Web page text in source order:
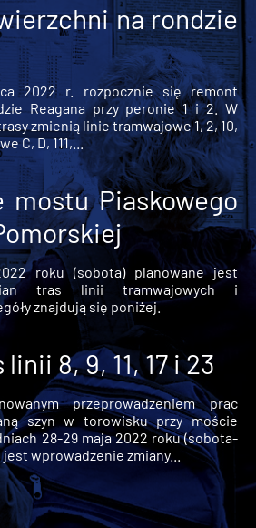
na rondzie
2022 r. rozpocznie się remont
Reagana przy peronie 1 i 2. W
zmienią linie tramwajowe 1, 2, 10,
C, D, 111,...
mostu Piaskowego
roku (sobota) planowane jest
tras linii tramwajowych i
znajdują się poniżej.
8, 9, 11, 17 i 23
przeprowadzeniem prac
szyn w torowisku przy moście
28-29 maja 2022 roku (sobota-
wprowadzenie zmiany...